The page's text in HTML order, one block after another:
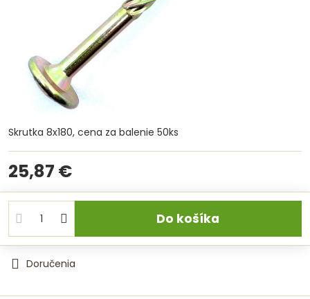
Skrutka 8x180, cena za balenie 50ks
25,87 €
Do košíka
Doručenia